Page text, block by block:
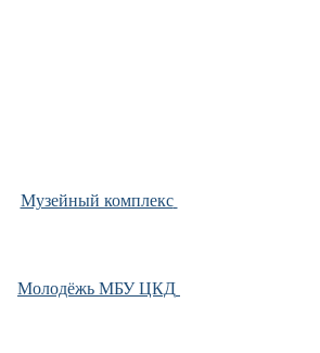
Музейный комплекс
Молодёжь МБУ ЦКД